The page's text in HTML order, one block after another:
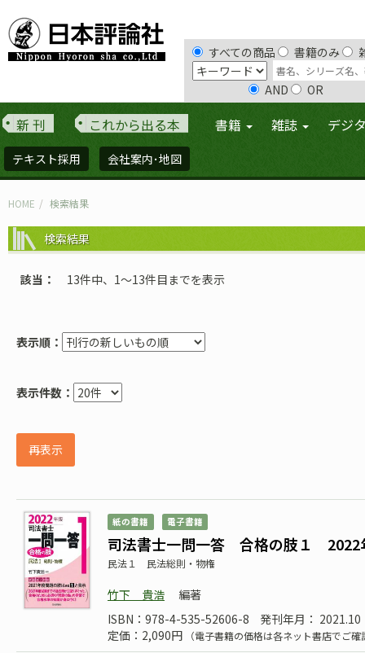
すべての商品 書籍のみ
AND OR
新 刊 これから出る本 書籍 雑誌 デジ
テキスト採用 会社案内･地図
HOME 検索結果
検索結果
該当 13件中、1〜13件目までを表示
表示順：
表示件数：
再表示
紙の書籍 電子書籍
司法書士一問一答 合格の肢１ 2022
民法１ 民法総則・物権
竹下 貴浩
編著
ISBN：978-4-535-52606-8
発刊年月： 2021.10
定価：2,090円
（電子書籍の価格は各ネット書店でご